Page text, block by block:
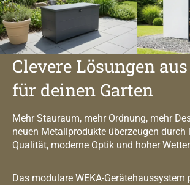
Clevere Lösungen
für deinen Garten
Mehr Stauraum, mehr Ordnung, mehr
neuen Metallprodukte überzeugen durch
Qualität, moderne Optik und hoher
Das modulare WEKA-Gerätehaussystem